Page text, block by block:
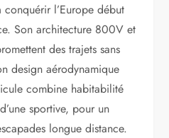
l’Europe début
Son architecture 800V et
des trajets sans
design aérodynamique
combine habitabilité
sportive, pour un
longue distance.